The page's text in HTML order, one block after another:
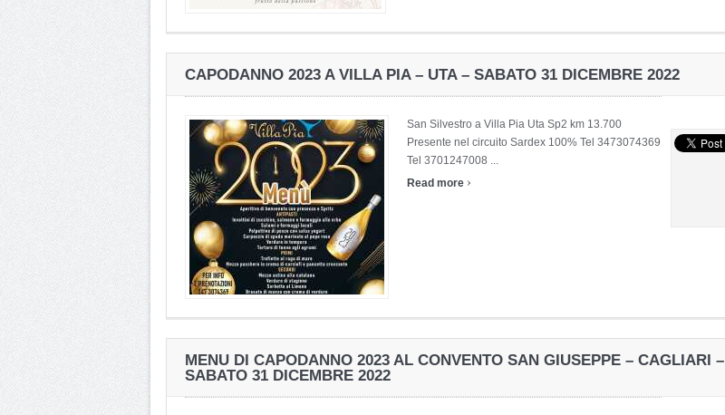
CAPODANNO 2023 A VILLA PIA – UTA – SABATO 31 DICEMBRE 2022
San Silvestro a Villa Pia Uta Sp2 km 13.700
Presente nel circuito Sardex 100% Tel 3473074369
Tel 3701247008 ...
Read more ›
MENU DI CAPODANNO 2023 AL CONVENTO SAN GIUSEPPE – CAGLIARI –
SABATO 31 DICEMBRE 2022